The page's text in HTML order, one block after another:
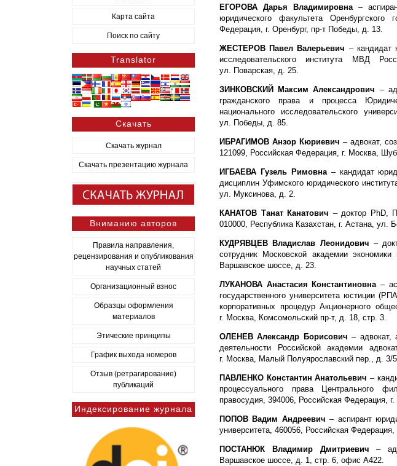
Карта сайта
Поиск по сайту
Translator
Скачать
Скачать журнал
Скачать презентацию журнала
Вниманию авторов
Правила направления,
рецензирования и опубликования
научных статей
Организационный взнос
Образцы оформления
материалов
Этические принципы
График выхода номеров
Отзыв (ретрагирование)
публикаций
Индексирование журнала
ЕГОРОВА Дарья Владимировна–
юридического факультета Оренбургского
Федерация, г. Оренбург, пр-т Победы, д. 13.
ЖЕСТЕРОВ Павел Валерьевич – кандидат
исследовательского института МВД
ул. Поварская, д. 25.
ЗИНКОВСКИЙ Максим Александрович –
гражданского права и процесса
национального исследовательского
ул. Победы, д. 85.
ИБРАГИМОВ Анзор Кюриевич – адвокат,
121099, Российская Федерация, г. Москва,
ИГБАЕВА Гузель Римовна– кандидат
дисциплин Уфимского юридического
ул. Муксинова, д. 2.
КАНАТОВ Танат Канатович – доктор PhD,
010000, Республика Казахстан, г. Астана, ул.
КУДРЯВЦЕВ Владислав Леонидович –
сотрудник Московской академии
Варшавское шоссе, д. 23.
ЛУКАНОВА Анастасия Константиновна –
государственного университета юстиции
корпоративных процедур Акционерного
г. Москва, Комсомольский пр-т, д. 18, стр. 3.
ОЛЕНЕВ Александр Борисович – адвокат,
деятельности Российской академии
г. Москва, Малый Полуярославский пер., д. 3/
ПАВЛЕНКО Константин Анатольевич –
процессуального права Центрального
правосудия, 394006, Российская Федерация,
ПОПОВ Вадим Андреевич – аспирант
университета, 460056, Российская
ПОСТАНЮК Владимир Дмитриевич–
Варшавское шоссе, д. 1, стр. 6, офис А422.